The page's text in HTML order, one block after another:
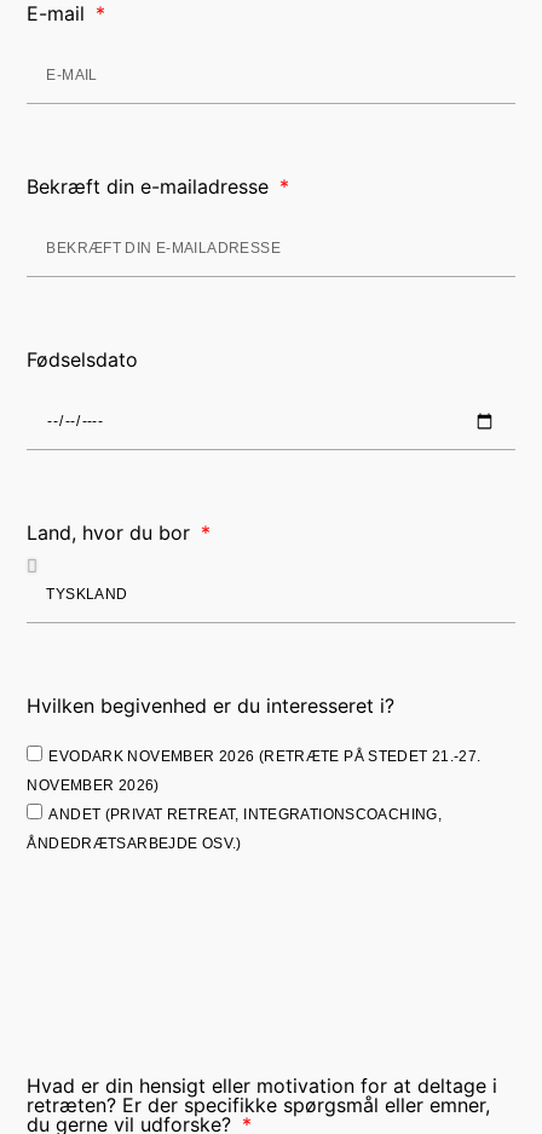
E-mail
Bekræft din e-mailadresse
Fødselsdato
Land, hvor du bor
Hvilken begivenhed er du interesseret i?
EVODARK NOVEMBER 2026 (RETRÆTE PÅ STEDET 21.-27.
NOVEMBER 2026)
ANDET (PRIVAT RETREAT, INTEGRATIONSCOACHING,
ÅNDEDRÆTSARBEJDE OSV.)
Hvad er din hensigt eller motivation for at deltage i
retræten? Er der specifikke spørgsmål eller emner,
du gerne vil udforske?